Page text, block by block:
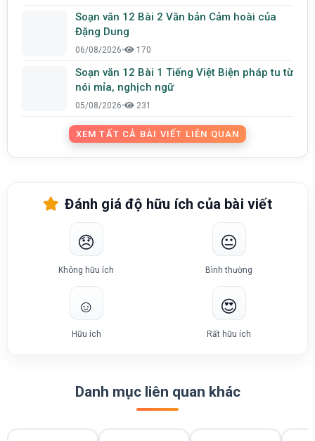
Soạn văn 12 Bài 2 Văn bản Cảm hoài của
Đặng Dung
06/08/2026• 170
Soạn văn 12 Bài 1 Tiếng Việt Biện pháp tu từ
nói mỉa, nghịch ngữ
05/08/2026• 231
XEM TẤT CẢ BÀI VIẾT LIÊN QUAN
Đánh giá độ hữu ích của bài viết
😞
Không hữu ích
😐
Bình thường
☺️
Hữu ích
😍
Rất hữu ích
Danh mục liên quan khác